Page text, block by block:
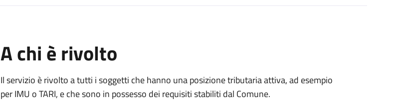
A chi è rivolto
Il servizio è rivolto a tutti i soggetti che hanno una posizione tributaria attiva, ad esempio
per IMU o TARI, e che sono in possesso dei requisiti stabiliti dal Comune.